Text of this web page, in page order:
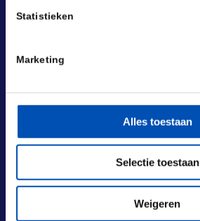
Statistieken
Marketing
Alles toestaan
Selectie toestaan
Weigeren